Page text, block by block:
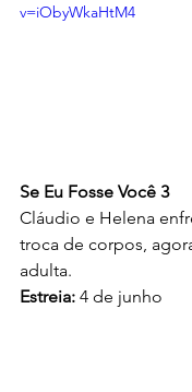
v=iObyWkaHtM4
Se Eu Fosse Você 3
Cláudio e Helena
troca de corpos,
adulta.
Estreia: 4 de junho